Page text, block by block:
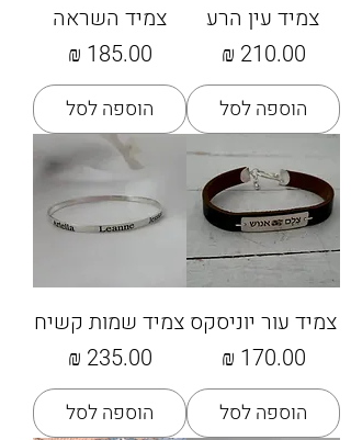
צמיד עין הרע
מחיר
הוספה לסל
צמיד השראה
מחיר
הוספה לסל
צמיד עור יוניסקס
מחיר
הוספה לסל
צמיד שמות קשיח
מחיר
הוספה לסל